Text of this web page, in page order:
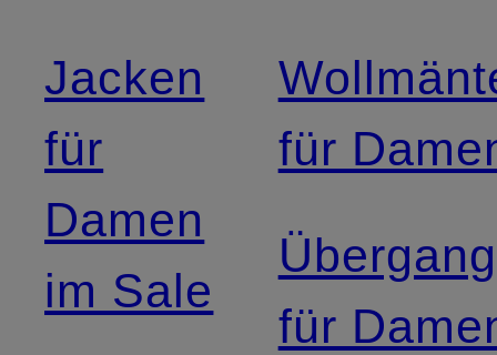
Jacken
für
Damen
im Sale
für
für